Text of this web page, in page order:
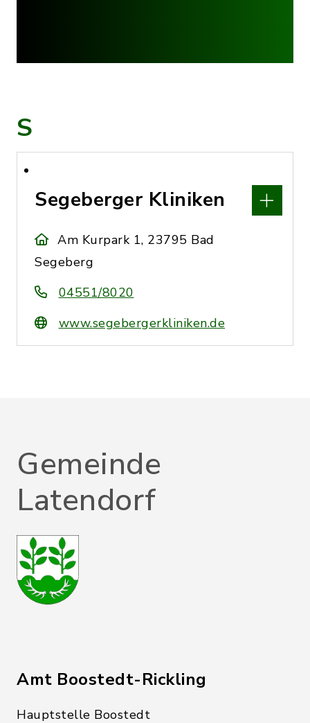
S
Segeberger Kliniken
Am Kurpark 1, 23795 Bad
Segeberg
04551/8020
www.segebergerkliniken.de
Gemeinde
Latendorf
Amt Boostedt-Rickling
Hauptstelle Boostedt